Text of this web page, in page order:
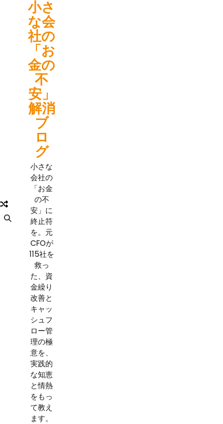
content
小さ
な会
社の
「お
金の
不
安」
解消
ブ
ロ
グ
小さな
会社の
「お金
の不
安」に
終止符
を。元
CFOが
115社を
救っ
た、資
金繰り
改善と
キャッ
シュフ
ロー管
理の極
意を、
実践的
な知恵
と情熱
をもっ
て教え
ます。